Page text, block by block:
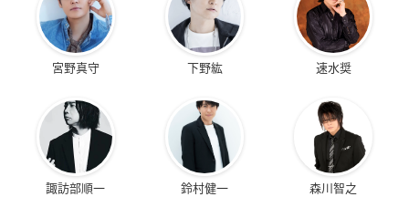
宮野真守 下野紘 速水奨
諏訪部順一 鈴村健一 森川智之